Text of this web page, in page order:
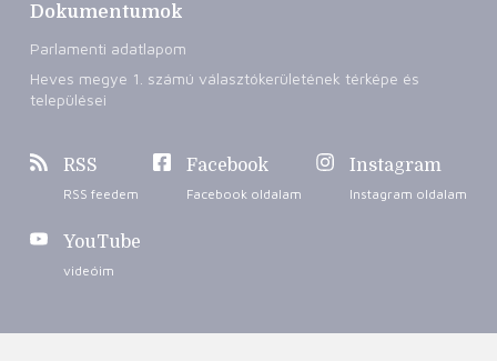
Dokumentumok
Parlamenti adatlapom
Heves megye 1. számú választókerületének térképe és
települései
RSS
RSS feedem
Facebook
Facebook oldalam
Instagram
Instagram oldalam
YouTube
videóim